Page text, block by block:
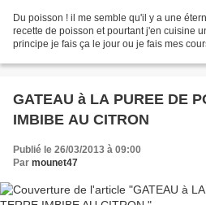
Du poisson ! il me semble qu'il y a une
recette de poisson et pourtant j'en cuisine
principe je fais ça le jour ou je fais mes
GATEAU à LA PUREE DE
IMBIBE AU CITRON
Publié le 26/03/2013 à 09:00
Par mounet47